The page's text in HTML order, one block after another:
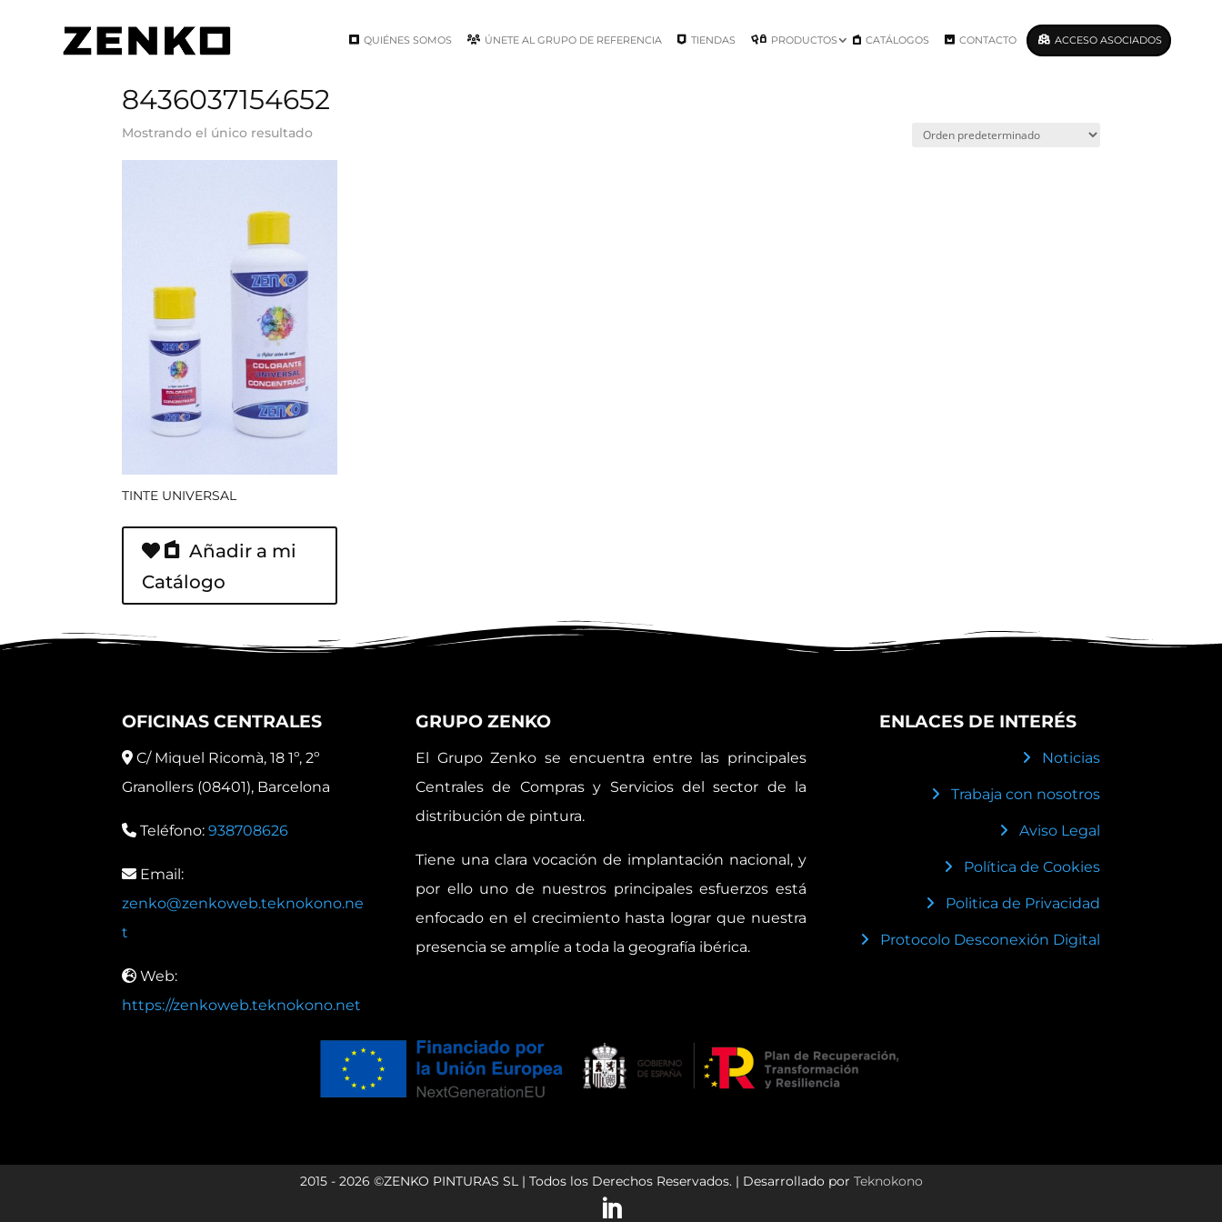
QUIÉNES SOMOS ÚNETE AL GRUPO DE REFERENCIA TIENDAS PRODUCTOS CATÁLOGOS CONTACTO ACCESO ASOCIADOS
8436037154652
Mostrando el único resultado
TINTE UNIVERSAL
Añadir a mi
Catálogo
OFICINAS CENTRALES
C/ Miquel Ricomà, 18 1º, 2º
Granollers (08401), Barcelona
Teléfono: 938708626
Email:
zenko@zenkoweb.teknokono.ne
t
Web:
https://zenkoweb.teknokono.net
GRUPO ZENKO
El Grupo Zenko se encuentra entre las principales
Centrales de Compras y Servicios del sector de la
distribución de pintura.
Tiene una clara vocación de implantación nacional, y
por ello uno de nuestros principales esfuerzos está
enfocado en el crecimiento hasta lograr que nuestra
presencia se amplíe a toda la geografía ibérica.
ENLACES DE INTERÉS
Noticias
Trabaja con nosotros
Aviso Legal
Política de Cookies
Politica de Privacidad
Protocolo Desconexión Digital
2015 - 2026 ©ZENKO PINTURAS SL | Todos los Derechos Reservados. | Desarrollado por Teknokono
